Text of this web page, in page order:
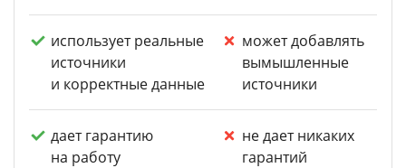
использует реальные
источники
и корректные данные
может добавлять
вымышленные
источники
дает гарантию
на работу
не дает никаких
гарантий